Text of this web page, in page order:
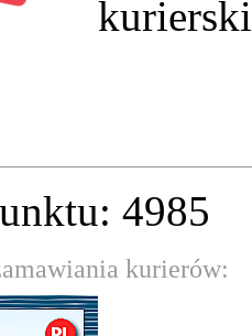
4985
kurierów: